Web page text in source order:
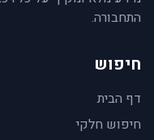
התחבורה.
חיפוש
דף הבית
חיפוש חלקי